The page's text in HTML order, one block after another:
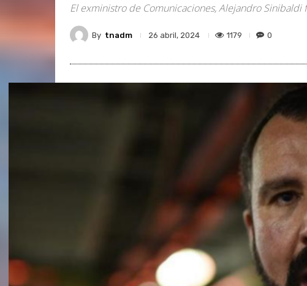
El exministro de Comunicaciones, Alejandro
By tnadm 26 abril, 2024 1179 0